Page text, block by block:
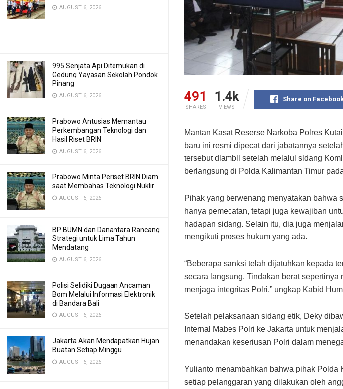
AUGUST 6, 2026
995 Senjata Api Ditemukan di
Gedung Yayasan Sekolah Pondok
Pinang
AUGUST 6, 2026
Prabowo Antusias Memantau
Perkembangan Teknologi dan
Hasil Riset BRIN
AUGUST 6, 2026
Prabowo Minta Periset BRIN Diam
saat Membahas Teknologi Nuklir
AUGUST 6, 2026
BP BUMN dan Danantara Rancang
Strategi untuk Lima Tahun
Mendatang
AUGUST 6, 2026
Polisi Selidiki Dugaan Ancaman
Bom Melalui Informasi Elektronik
di Bandara Bali
AUGUST 6, 2026
Jakarta Akan Mendapatkan Hujan
Buatan Setiap Minggu
AUGUST 6, 2026
491
SHARES
1.4k
VIEWS
Share on Facebook
Mantan Kasat Reserse Narkoba Polres
baru ini resmi dipecat dari jabatannya
tersebut diambil setelah melalui sidang
berlangsung di Polda Kalimantan Timur
Pihak yang berwenang menyatakan bahwa
hanya pemecatan, tetapi juga kewajiban
hadapan sidang. Selain itu, dia juga
mengikuti proses hukum yang ada.
“Beberapa sanksi telah dijatuhkan kepada
secara langsung. Tindakan berat
menjaga integritas Polri,” ungkap Kabid
Setelah pelaksanaan sidang etik, Deky
Internal Mabes Polri ke Jakarta untuk
menandakan keseriusan Polri dalam
Yulianto menambahkan bahwa pihak Polda
setiap pelanggaran yang dilakukan oleh